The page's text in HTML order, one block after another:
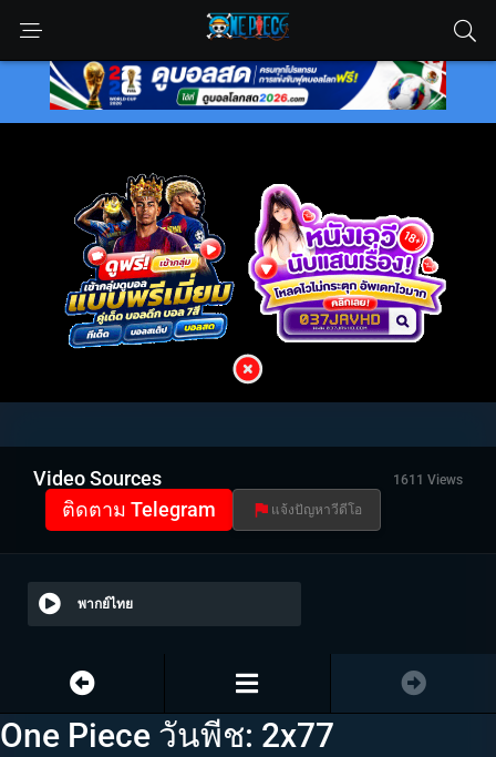
Video Sources 1611 Views
ติดตาม Telegram แจ้งปัญหาวีดีโอ
พากย์ไทย
One Piece วันพีช: 2x77